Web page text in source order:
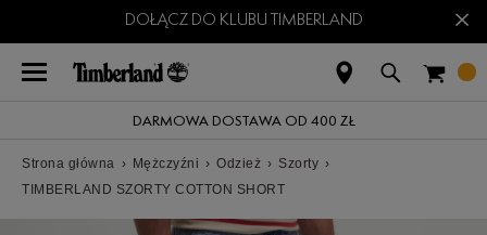
DOŁĄCZ DO KLUBU TIMBERLAND ×
DARMOWA DOSTAWA OD 400 ZŁ
Strona główna › Mężczyźni › Odzież › Szorty ›
TIMBERLAND SZORTY COTTON SHORT